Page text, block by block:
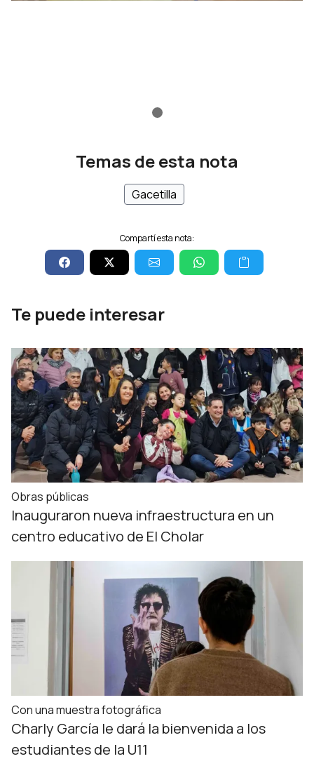
Temas de esta nota
Gacetilla
Compartí esta nota:
Te puede interesar
Obras públicas
Inauguraron nueva infraestructura en un
centro educativo de El Cholar
Con una muestra fotográfica
Charly García le dará la bienvenida a los
estudiantes de la U11